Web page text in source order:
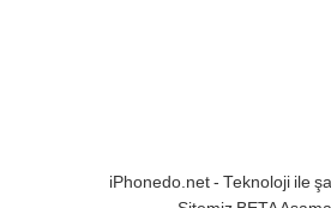
iPhonedo.net - Teknoloji ile